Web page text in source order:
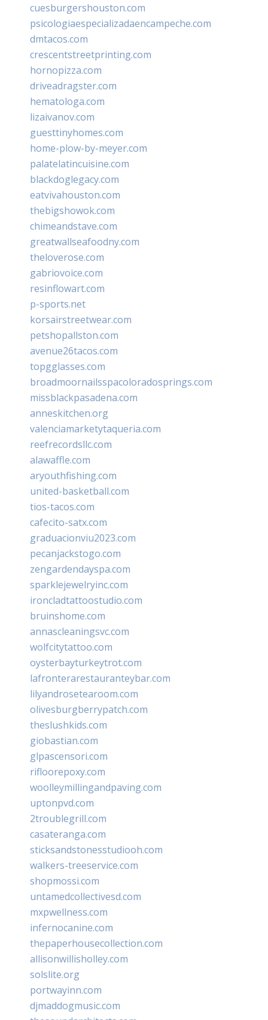
cuesburgershouston.com
psicologiaespecializadaencampeche.com
dmtacos.com
crescentstreetprinting.com
hornopizza.com
driveadragster.com
hematologa.com
lizaivanov.com
guesttinyhomes.com
home-plow-by-meyer.com
palatelatincuisine.com
blackdoglegacy.com
eatvivahouston.com
thebigshowok.com
chimeandstave.com
greatwallseafoodny.com
theloverose.com
gabriovoice.com
resinflowart.com
p-sports.net
korsairstreetwear.com
petshopallston.com
avenue26tacos.com
topgglasses.com
broadmoornailsspacoloradosprings.com
missblackpasadena.com
anneskitchen.org
valenciamarketytaqueria.com
reefrecordsllc.com
alawaffle.com
aryouthfishing.com
united-basketball.com
tios-tacos.com
cafecito-satx.com
graduacionviu2023.com
pecanjackstogo.com
zengardendayspa.com
sparklejewelryinc.com
ironcladtattoostudio.com
bruinshome.com
annascleaningsvc.com
wolfcitytattoo.com
oysterbayturkeytrot.com
lafronterarestauranteybar.com
lilyandrosetearoom.com
olivesburgberrypatch.com
theslushkids.com
giobastian.com
glpascensori.com
rifloorepoxy.com
woolleymillingandpaving.com
uptonpvd.com
2troublegrill.com
casateranga.com
sticksandstonesstudiooh.com
walkers-treeservice.com
shopmossi.com
untamedcollectivesd.com
mxpwellness.com
infernocanine.com
thepaperhousecollection.com
allisonwillisholley.com
solslite.org
portwayinn.com
djmaddogmusic.com